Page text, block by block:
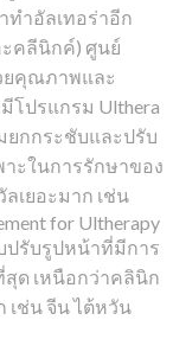
ทำอัลเทอร่าอีก
ะคลีนิกค์) ศูนย์
ยคุณภาพและ
โปรแกรม Ulthera
ยกกระชับและปรับ
ะในการรักษาของ
เยอะมาก เช่น
for Ultherapy
ปรับรูปหน้าที่มีการ
สุด เหนือกว่าคลินิก
เช่น จีน ไต้หวัน